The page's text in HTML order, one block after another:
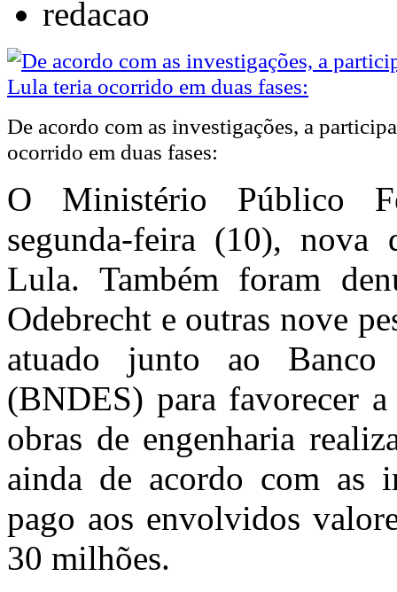
redacao
De acordo com as investigações, a
ocorrido em duas fases:
O Ministério Público
segunda-feira (10), nova
Lula. Também foram
Odebrecht e outras nove
atuado junto ao Banco
(BNDES) para favorecer
obras de engenharia
ainda de acordo com as
pago aos envolvidos
30 milhões.